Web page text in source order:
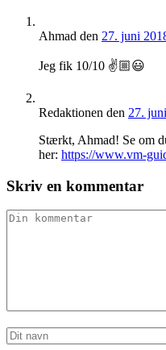
Ahmad den 27. juni
Jeg fik 10/10 ✌️🏼😃
Redaktionen den 27.
Stærkt, Ahmad! Se om
her: https://www.vm-
Skriv en kommentar